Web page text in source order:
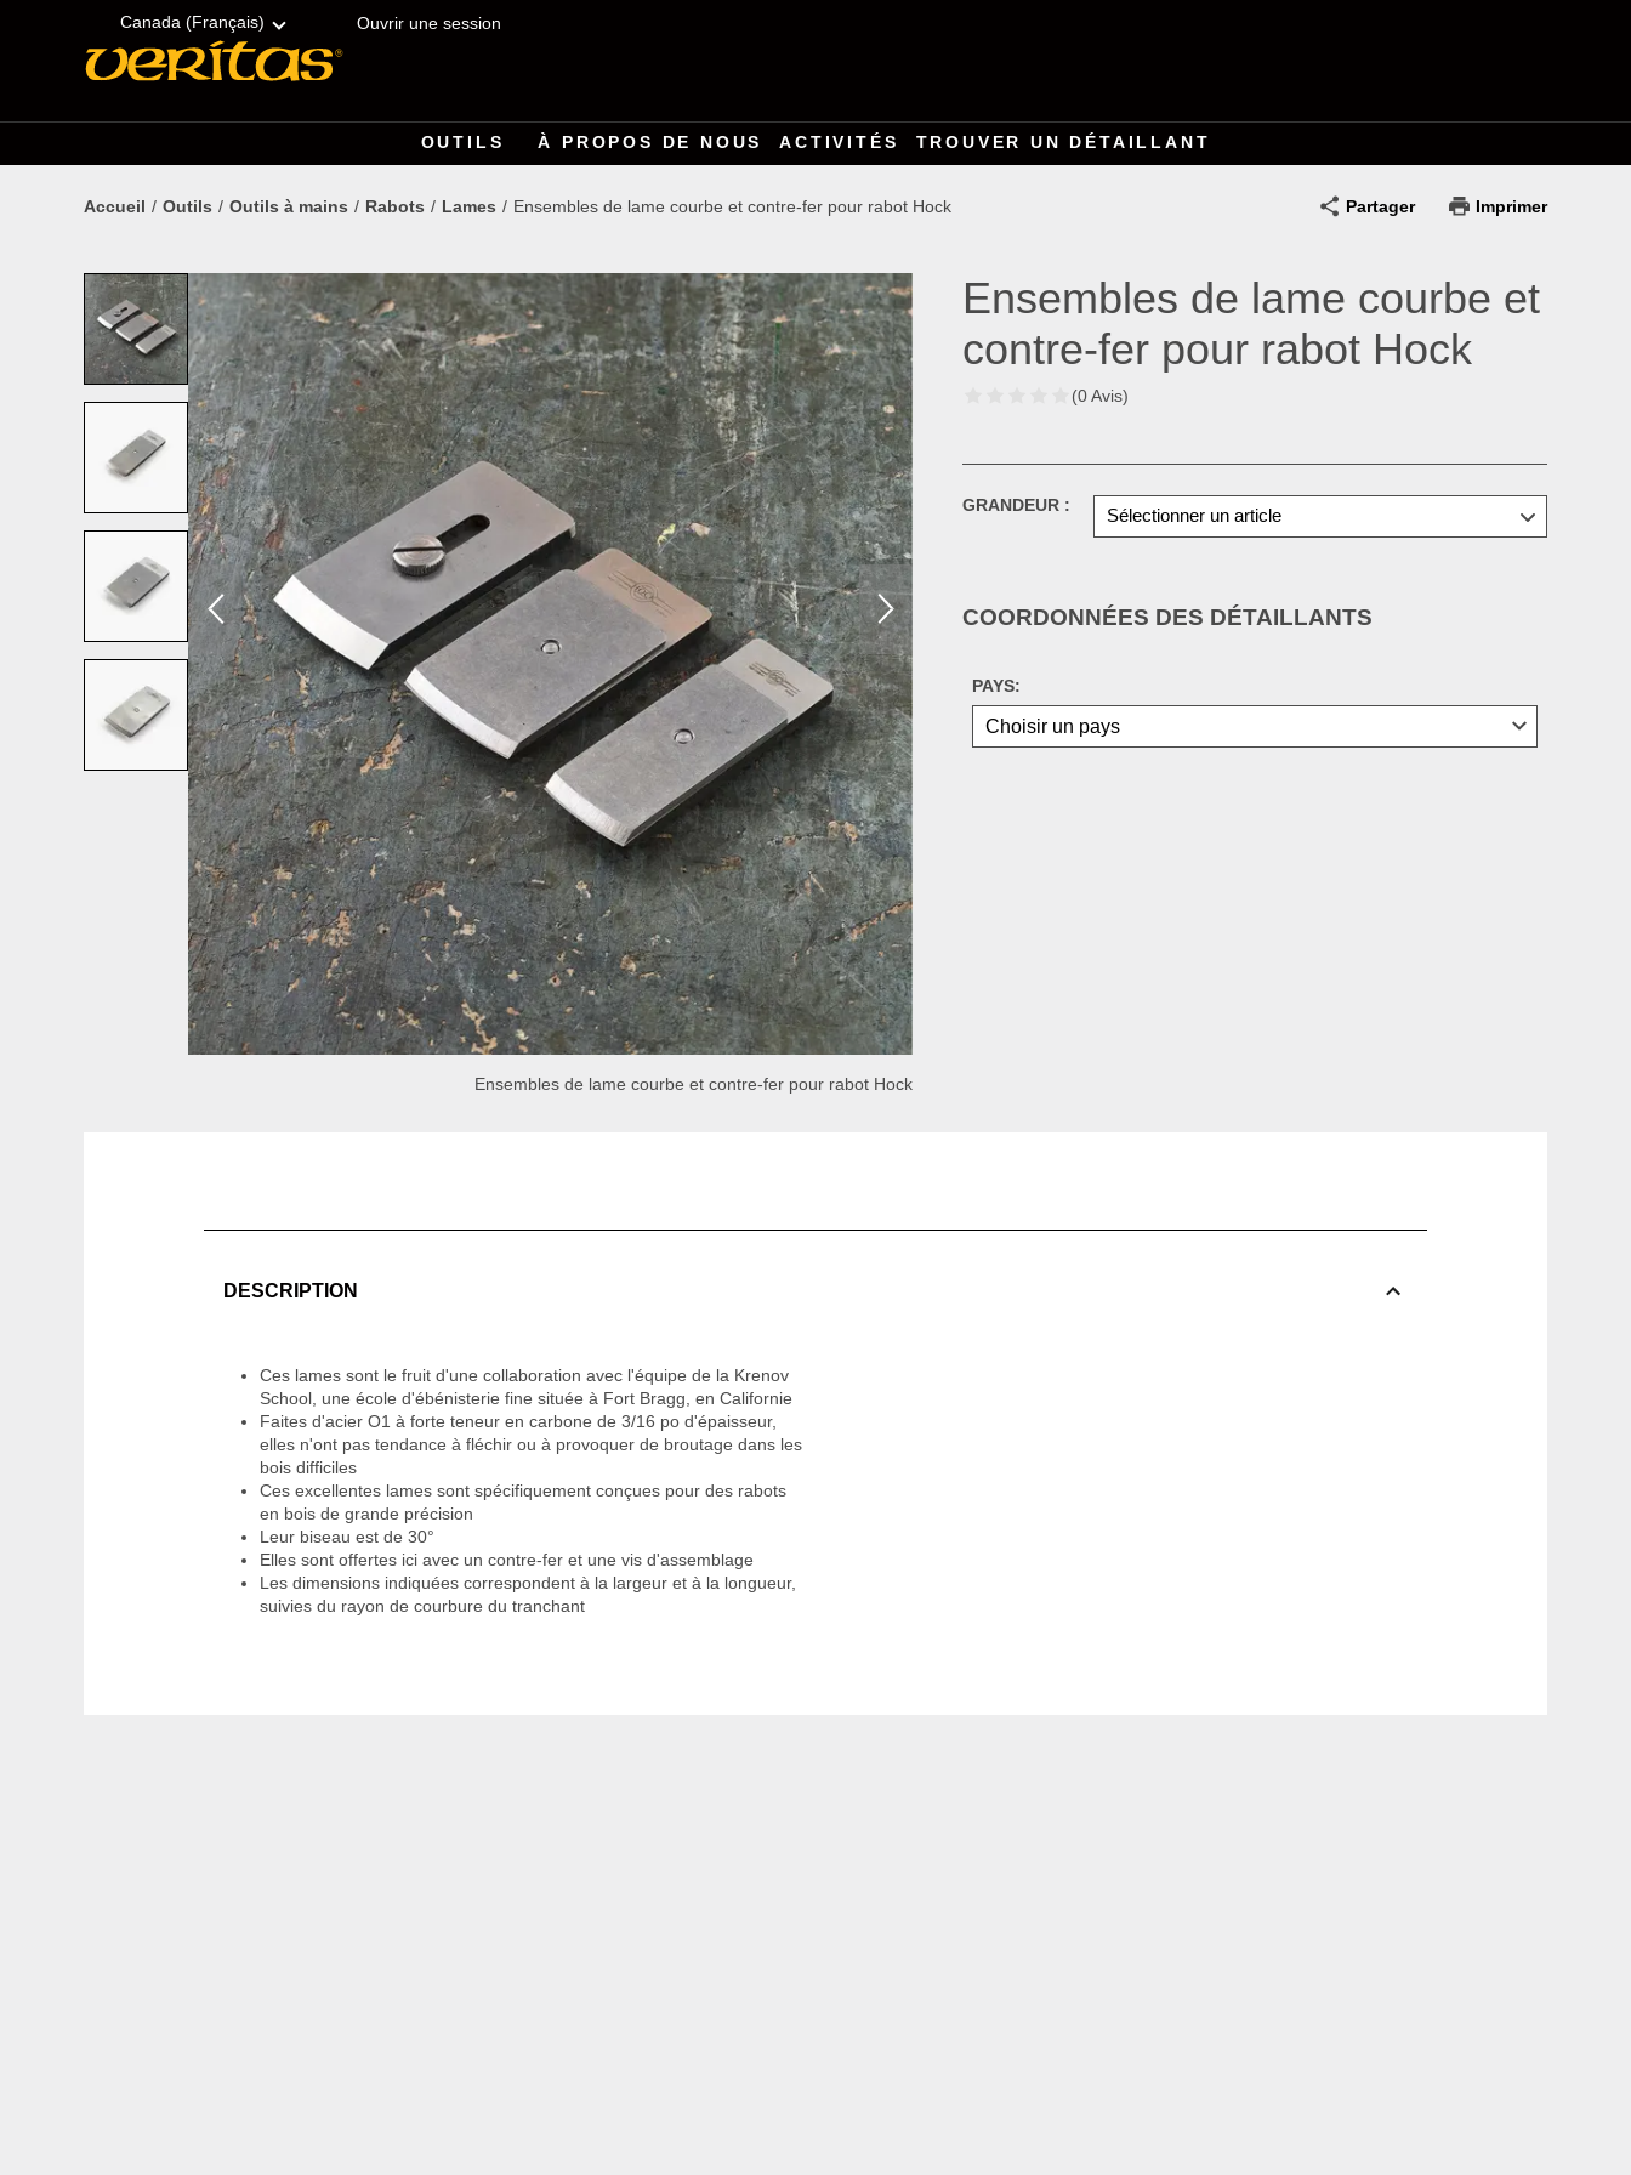
OUTILS À PROPOS DE NOUS ACTIVITÉS TROUVER UN DÉTAILLANT
Canada (Français) Ouvrir une session
Accueil Outils Outils à mains Rabots Lames Ensembles de lame courbe et contre-fer pour rabot Hock Partager Imprimer
Ensembles de lame courbe et contre-fer pour rabot Hock
Ensembles de lame courbe et
contre-fer pour rabot Hock
(0 Avis)
GRANDEUR :
COORDONNÉES DES DÉTAILLANTS
PAYS:
DESCRIPTION
Ces lames sont le fruit d'une collaboration avec l'équipe de la Krenov
School, une école d'ébénisterie fine située à Fort Bragg, en Californie
Faites d'acier O1 à forte teneur en carbone de 3/16 po d'épaisseur,
elles n'ont pas tendance à fléchir ou à provoquer de broutage dans les
bois difficiles
Ces excellentes lames sont spécifiquement conçues pour des rabots
en bois de grande précision
Leur biseau est de 30°
Elles sont offertes ici avec un contre-fer et une vis d'assemblage
Les dimensions indiquées correspondent à la largeur et à la longueur,
suivies du rayon de courbure du tranchant